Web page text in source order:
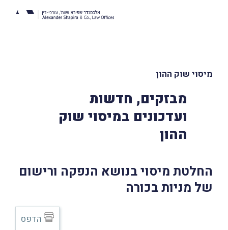
מיסוי שוק ההון
מבזקים, חדשות
ועדכונים במיסוי שוק
ההון
החלטת מיסוי בנושא הנפקה ורישום
של מניות בכורה